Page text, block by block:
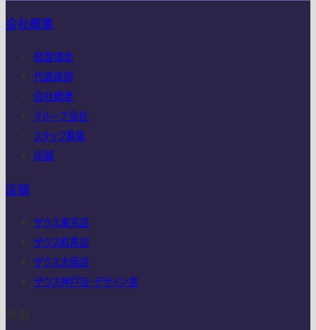
会社概要
経営理念
代表挨拶
会社概要
グループ会社
スタッフ募集
店舗
店舗
ザウス東京店
ザウス群馬店
ザウス大阪店
ザウス神戸店・デザイン室